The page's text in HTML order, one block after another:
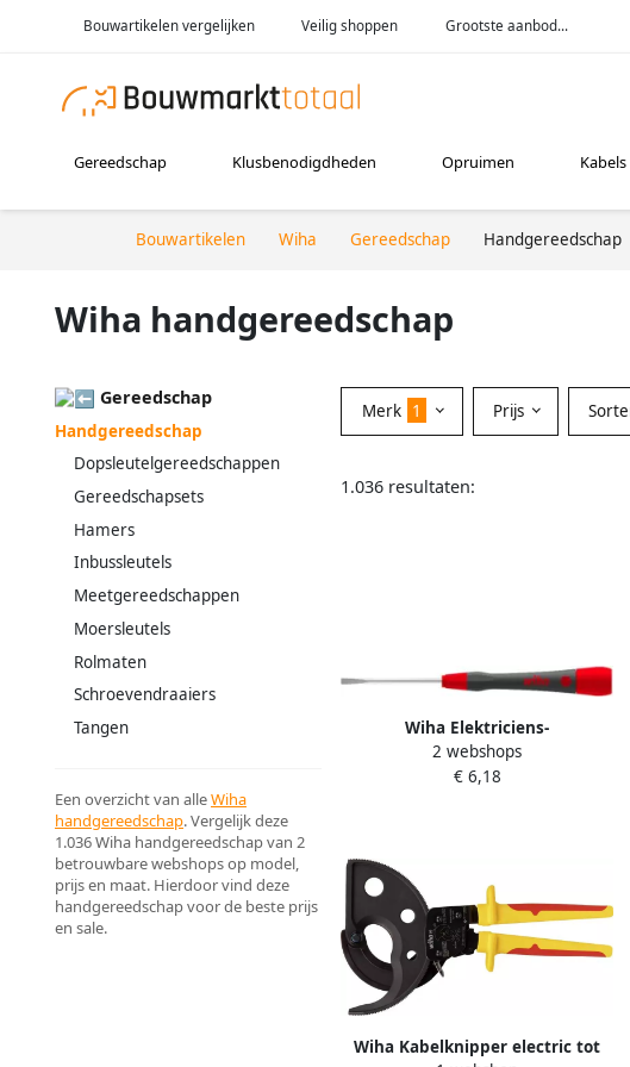
Bouwartikelen vergelijken Veilig shoppen Grootste aanbod...
Gereedschap Klusbenodigdheden Opruimen Kabels
Bouwartikelen Wiha Gereedschap Handgereedschap
Wiha handgereedschap
Gereedschap
Handgereedschap
Dopsleutelgereedschappen
Gereedschapsets
Hamers
Inbussleutels
Meetgereedschappen
Moersleutels
Rolmaten
Schroevendraaiers
Tangen
Een overzicht van alleWiha
handgereedschap. Vergelijk deze
1.036 Wiha handgereedschap van 2
betrouwbare webshops op model,
prijs en maat. Hierdoor vind deze
handgereedschap voor de beste prijs
en sale.
Merk 1 Prijs
1.036 resultaten:
Wiha Elektriciens-
schroevendraaierset | 1 5 mm |
klinglengte 40 mm | 1 stuk 42384
2 webshops
€ 6,18
Wiha Kabelknipper electric tot